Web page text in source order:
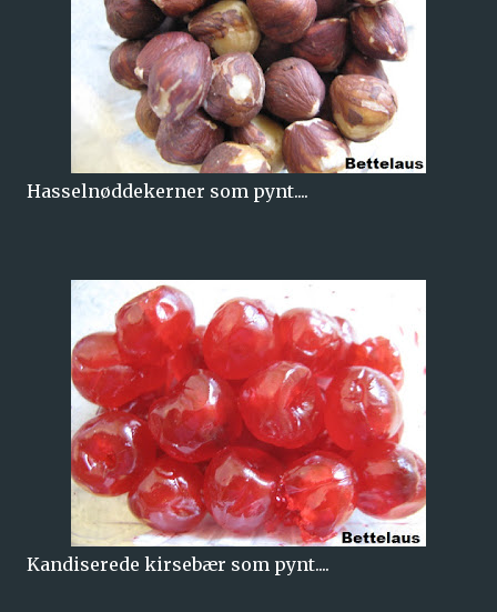
Hasselnøddekerner som pynt....
Kandiserede kirsebær som pynt....